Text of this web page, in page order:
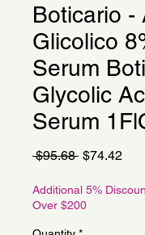
Boticario -
Glicolico
Serum
Glycolic
Serum
$95.68 Regular
$74.42
Additional 5%
Over $200